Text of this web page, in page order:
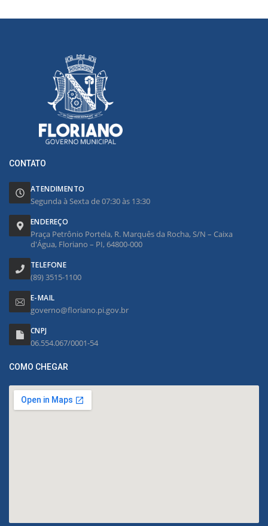
CONTATO
ATENDIMENTO
Segunda à Sexta de 07:30 às 13:30
ENDEREÇO
Praça Petrônio Portela, R. Marquês da Rocha, S/N – Caixa
d'Água, Floriano – PI, 64800-000
TELEFONE
(89) 3515-1100
E-MAIL
governo@floriano.pi.gov.br
CNPJ
06.554.067/0001-54
COMO CHEGAR